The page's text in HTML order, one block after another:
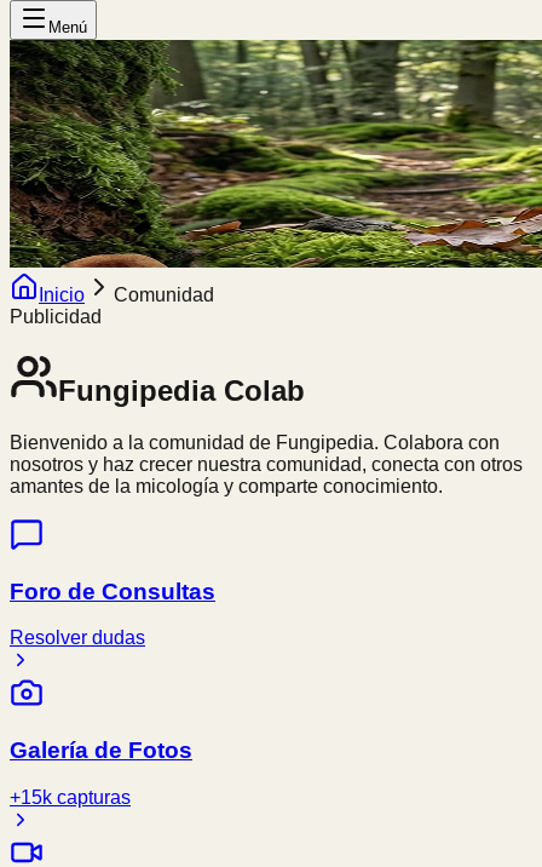
Menú
Inicio
Comunidad
Publicidad
FungipediaColab
Bienvenido a la comunidad de Fungipedia. Colabora con
nosotros y haz crecer nuestra comunidad, conecta con otros
amantes de la micología y comparte conocimiento.
Foro de Consultas
Resolver dudas
Galería de Fotos
+15k capturas